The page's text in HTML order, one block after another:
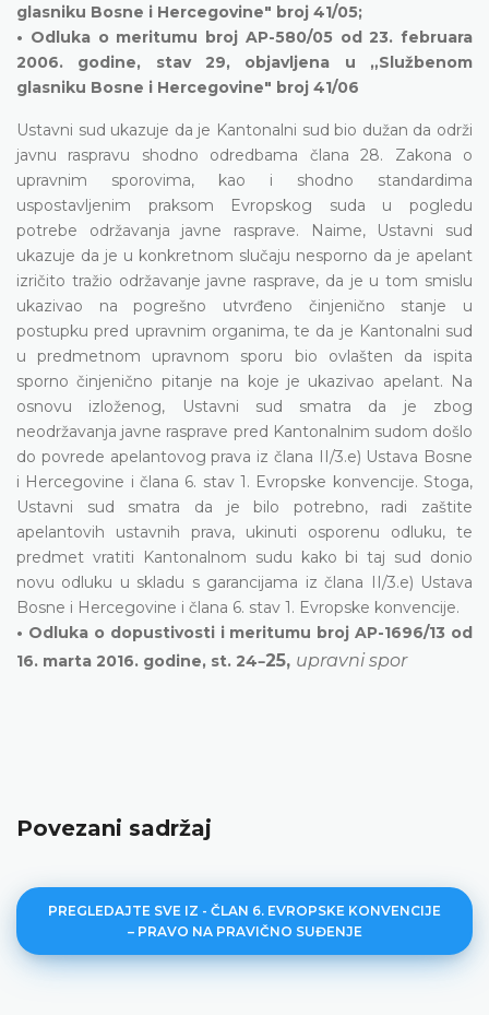
glasniku Bosne i Hercegovine" broj 41/05;
• Odluka o meritumu broj AP-580/05 od 23. februara
2006. godine, stav 29, objavljena u „Službenom
glasniku Bosne i Hercegovine" broj 41/06
Ustavni sud ukazuje da je Kantonalni sud bio dužan da održi
javnu raspravu shodno odredbama člana 28. Zakona o
upravnim sporovima, kao i shodno standardima
uspostavljenim praksom Evropskog suda u pogledu
potrebe održavanja javne rasprave. Naime, Ustavni sud
ukazuje da je u konkretnom slučaju nesporno da je apelant
izričito tražio održavanje javne rasprave, da je u tom smislu
ukazivao na pogrešno utvrđeno činjenično stanje u
postupku pred upravnim organima, te da je Kantonalni sud
u predmetnom upravnom sporu bio ovlašten da ispita
sporno činjenično pitanje na koje je ukazivao apelant. Na
osnovu izloženog, Ustavni sud smatra da je zbog
neodržavanja javne rasprave pred Kantonalnim sudom došlo
do povrede apelantovog prava iz člana II/3.e) Ustava Bosne
i Hercegovine i člana 6. stav 1. Evropske konvencije. Stoga,
Ustavni sud smatra da je bilo potrebno, radi zaštite
apelantovih ustavnih prava, ukinuti osporenu odluku, te
predmet vratiti Kantonalnom sudu kako bi taj sud donio
novu odluku u skladu s garancijama iz člana II/3.e) Ustava
Bosne i Hercegovine i člana 6. stav 1. Evropske konvencije.
• Odluka o dopustivosti i meritumu broj AP-1696/13 od
16. marta 2016. godine, st. 24–25, upravni spor
Povezani sadržaj
PREGLEDAJTE SVE IZ - ČLAN 6. EVROPSKE KONVENCIJE
– PRAVO NA PRAVIČNO SUĐENJE